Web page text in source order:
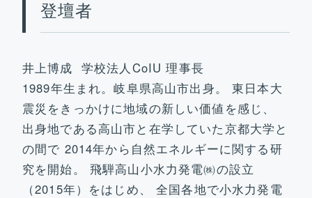
登壇者
井上博成 学校法人CoIU 理事長
1989年生まれ。岐阜県高山市出身。 東日本大
震災をきっかけに地域の新しい価値を感じ、
出身地である高山市と在学していた京都大学と
の間で 2014年から自然エネルギーに関する研
究を開始。 飛騨高山小水力発電㈱の設立
（2015年）をはじめ、 全国各地で小水力発電